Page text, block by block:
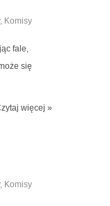
Komisy
fale,
się
więcej »
Komisy